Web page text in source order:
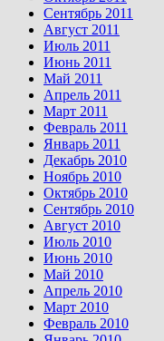
Сентябрь 2011
Август 2011
Июль 2011
Июнь 2011
Май 2011
Апрель 2011
Март 2011
Февраль 2011
Январь 2011
Декабрь 2010
Ноябрь 2010
Октябрь 2010
Сентябрь 2010
Август 2010
Июль 2010
Июнь 2010
Май 2010
Апрель 2010
Март 2010
Февраль 2010